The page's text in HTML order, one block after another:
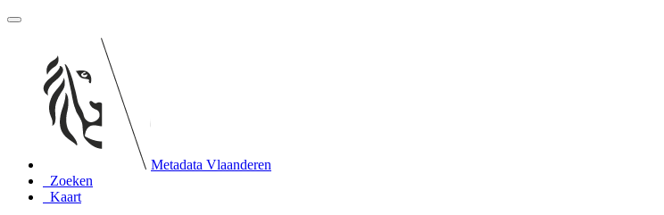
Metadata Vlaanderen
Zoeken
Kaart